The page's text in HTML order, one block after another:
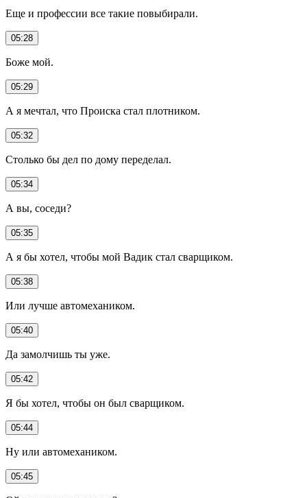
Еще и профессии все такие повыбирали.
05:28
Боже мой.
05:29
А я мечтал, что Происка стал плотником.
05:32
Столько бы дел по дому переделал.
05:34
А вы, соседи?
05:35
А я бы хотел, чтобы мой Вадик стал сварщиком.
05:38
Или лучше автомехаником.
05:40
Да замолчишь ты уже.
05:42
Я бы хотел, чтобы он был сварщиком.
05:44
Ну или автомехаником.
05:45